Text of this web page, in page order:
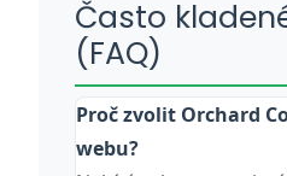
Často
(FAQ)
Proč zvolit Orchard
webu?